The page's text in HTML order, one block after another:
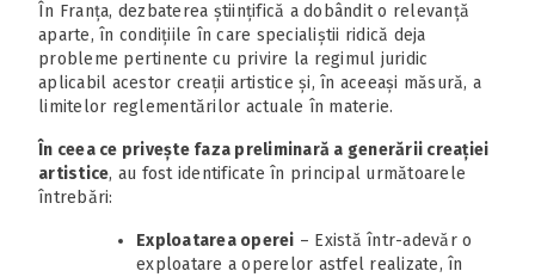
În Franța, dezbaterea științifică a dobândit o relevanță
aparte, în condițiile în care specialiștii ridică deja
probleme pertinente cu privire la regimul juridic
aplicabil acestor creații artistice și, în aceeași măsură, a
limitelor reglementărilor actuale în materie.
În ceea ce privește faza preliminară a generării creației
artistice, au fost identificate în principal următoarele
întrebări:
Exploatarea operei – Există într-adevăr o
exploatare a operelor astfel realizate, în